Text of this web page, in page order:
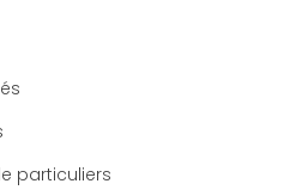
particuliers